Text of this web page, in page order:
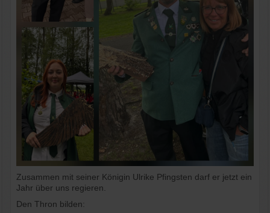
Zusammen mit seiner Königin Ulrike Pfingsten darf er jetzt ein
Jahr über uns regieren.
Den Thron bilden: